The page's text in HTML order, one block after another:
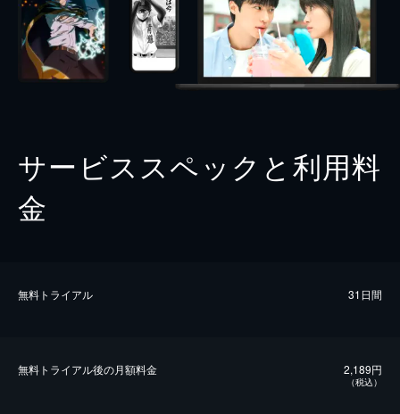
サービススペックと利用料
金
無料トライアル 31日間
無料トライアル後の⽉額料金 2,189円
（税込）